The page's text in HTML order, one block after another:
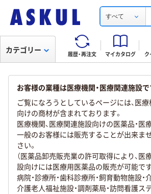
すべて
履歴・再注文 マイカタログ ク
カテゴリー
お客様の業種は医療機関・医療関連施設で
ご覧になろうとしているページには、医療
向けの商材が含まれております。
医療機関、医療関連施設向けの医薬品・医
一般のお客様には販売することが出来ま
さい。
（医薬品卸売販売業の許可取得により、医
設向けには医療用医薬品の販売が可能です
病院・診療所・歯科診療所・飼育動物施設・
介護老人福祉施設・調剤薬局・訪問看護ス